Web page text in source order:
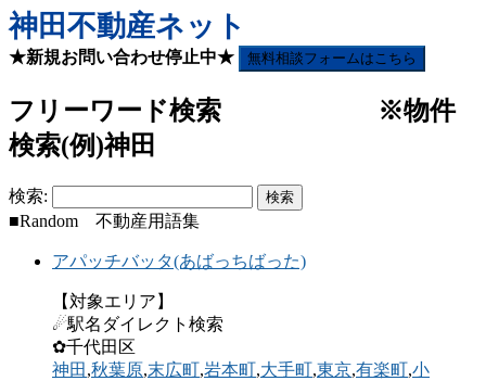
神田不動産ネット
★新規お問い合わせ停止中★ 無料相談フォームはこちら
フリーワード検索 ※物件
検索(例)神田
検索:
■Random 不動産用語集
アパッチバッタ(あばっちばった)
【対象エリア】
☄駅名ダイレクト検索
✿千代田区
神田 ,秋葉原,末広町,岩本町,大手町,東京,有楽町,小